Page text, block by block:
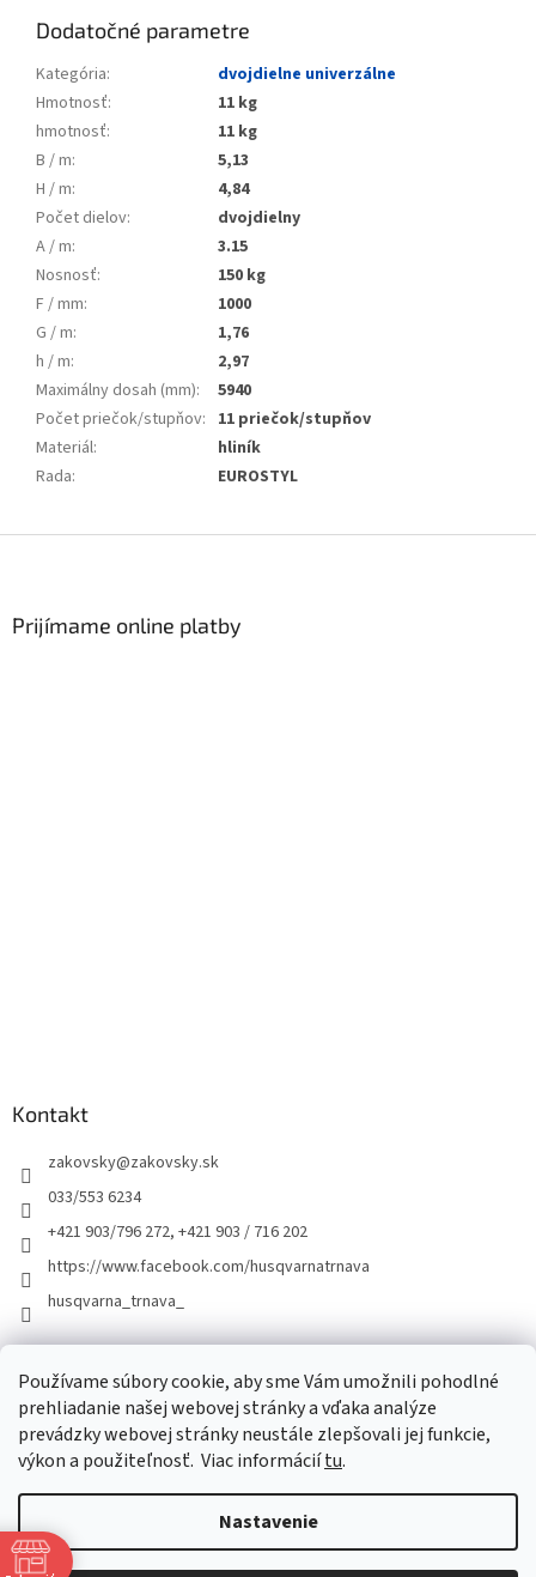
Používame súbory cookie, aby sme Vám umožnili pohodlné
prehliadanie našej webovej stránky a vďaka analýze
prevádzky webovej stránky neustále zlepšovali jej funkcie,
výkon a použiteľnosť. Viac informáciítu.
Nastavenie
Dodatočné parametre
Kategória:
dvojdielne univerzálne
Hmotnosť:
11 kg
hmotnosť:
11 kg
B / m:
5,13
H / m:
4,84
Počet dielov:
dvojdielny
A / m:
3.15
Nosnosť:
150 kg
F / mm:
1000
G / m:
1,76
h / m:
2,97
Maximálny dosah (mm):
5940
Počet priečok/stupňov: 11 priečok/stupňov
Materiál:
hliník
Rada: EUROSTYL
Prijímame online platby
Kontakt
zakovsky@zakovsky.sk
033/553 6234
+421 903/796 272, +421 903 / 716 202
https://www.facebook.com/husqvarnatrnava
husqvarna_trnava_
Facebook
Vytvoril Shoptet